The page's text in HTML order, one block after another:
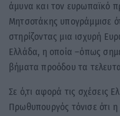
άμυνα και τον ευρωπαϊκό
Μητσοτάκης υπογράμμισε
στηρίζοντας μια ισχυρή
Ελλάδα, η οποία –όπως
βήματα προόδου τα
Σε ό,τι αφορά τις σχέσεις
Πρωθυπουργός τόνισε ότι